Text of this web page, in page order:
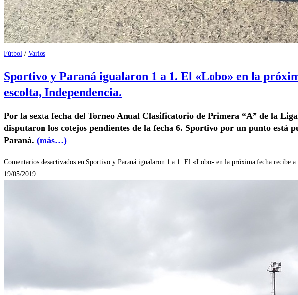
Fútbol / Varios
Sportivo y Paraná igualaron 1 a 1. El «Lobo» en la
escolta, Independencia.
Por la sexta fecha del Torneo Anual Clasificatorio de Primera “A” de la
disputaron los cotejos pendientes de la fecha 6. Sportivo por un punto está
Paraná. (más…)
Comentarios desactivados en Sportivo y Paraná igualaron 1 a 1. El «Lobo» en la próxima fecha recibe a
19/05/2019